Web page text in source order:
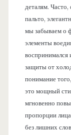
деталям. Часто,
пальто,
мы забываем о
элементы
воспринимался
защиты от
понимание
это мощный
мгновенно
пропорции лица
без лишних